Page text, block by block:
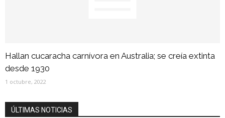
Hallan cucaracha carnívora en Australia; se creía extinta
desde 1930
1 octubre, 2022
ÚLTIMAS NOTICIAS